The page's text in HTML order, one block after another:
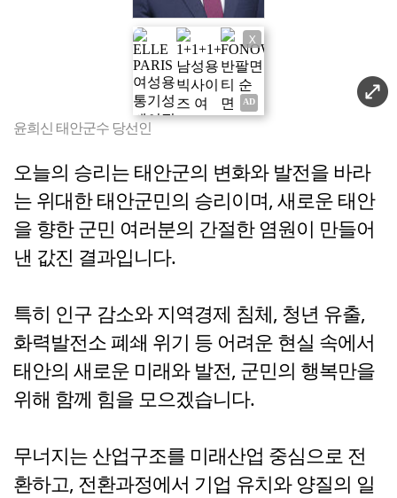
X
윤희신 태안군수 당선인
오늘의 승리는 태안군의 변화와 발전을 바라
는 위대한 태안군민의 승리이며, 새로운 태안
을 향한 군민 여러분의 간절한 염원이 만들어
낸 값진 결과입니다.
특히 인구 감소와 지역경제 침체, 청년 유출,
화력발전소 폐쇄 위기 등 어려운 현실 속에서
태안의 새로운 미래와 발전, 군민의 행복만을
위해 함께 힘을 모으겠습니다.
무너지는 산업구조를 미래산업 중심으로 전
환하고, 전환과정에서 기업 유치와 양질의 일